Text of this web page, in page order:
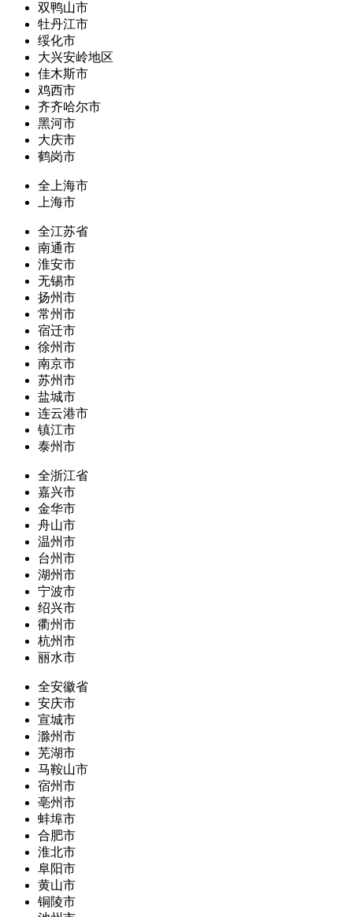
双鸭山市
牡丹江市
绥化市
大兴安岭地区
佳木斯市
鸡西市
齐齐哈尔市
黑河市
大庆市
鹤岗市
全上海市
上海市
全江苏省
南通市
淮安市
无锡市
扬州市
常州市
宿迁市
徐州市
南京市
苏州市
盐城市
连云港市
镇江市
泰州市
全浙江省
嘉兴市
金华市
舟山市
温州市
台州市
湖州市
宁波市
绍兴市
衢州市
杭州市
丽水市
全安徽省
安庆市
宣城市
滁州市
芜湖市
马鞍山市
宿州市
亳州市
蚌埠市
合肥市
淮北市
阜阳市
黄山市
铜陵市